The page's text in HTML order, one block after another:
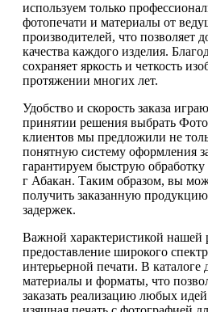
используем только
фотопечати и материалы от
производителей, что позволяет
качества каждого изделия.
сохраняет яркость и четкость
протяжении многих лет.
Удобство и скорость заказа
принятии решения выбрать
клиентов мы предложили не
понятную систему оформления
гарантируем быструю
г Абакан. Таким образом, вы
получить заказанную
задержек.
Важной характеристикой нашей
предоставление широкого
интерьерной печати. В
материалы и форматы, что
заказать реализацию любых идей